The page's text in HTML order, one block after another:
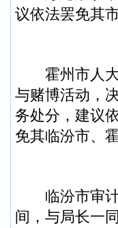
议依法罢免其
霍州市人大
与赌博活动，
务处分，建议
免其临汾市、
临汾市审计
间，与局长一